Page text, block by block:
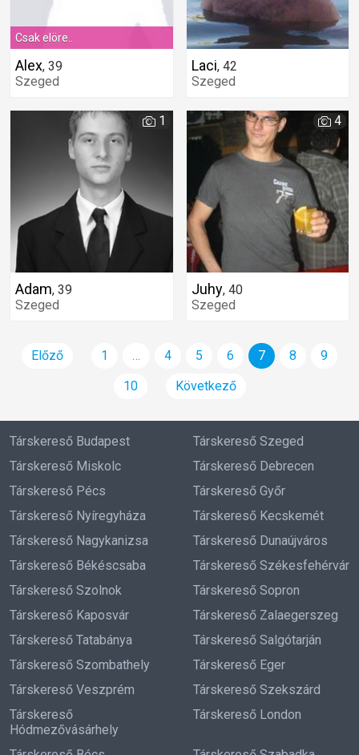
Csak elöre..
Alex, 39
Szeged
Laci, 42
Szeged
Adam, 39
Szeged
1
Juhy, 40
Szeged
4
Előző 1 … 4 5 6 7 8
9
10
Következő
Társkereső Budapest
Társkereső Szeged
Társkereső Miskolc
Társkereső Debrecen
Társkereső Pécs
Társkereső Győr
Társkereső Nyíregyháza
Társkereső Kecskemét
Társkereső Nagykanizsa
Társkereső Dunaújváros
Társkereső Békéscsaba
Társkereső Székesfehérvár
Társkereső Szolnok
Társkereső Sopron
Társkereső Kaposvár
Társkereső Zalaegerszeg
Társkereső Tatabánya
Társkereső Salgótarján
Társkereső Szombathely
Társkereső Eger
Társkereső Veszprém
Társkereső Szekszárd
Társkereső
Hódmezővásárhely
Társkereső London